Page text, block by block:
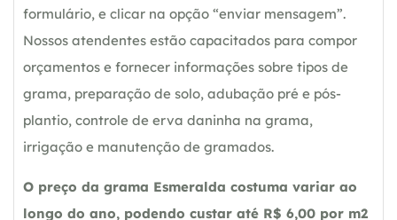
formulário, e clicar na opção “enviar mensagem”.
Nossos atendentes estão capacitados para compor
orçamentos e fornecer informações sobre tipos de
grama, preparação de solo, adubação pré e pós-
plantio, controle de erva daninha na grama,
irrigação e manutenção de gramados.
O preço da grama Esmeralda costuma variar ao
longo do ano, podendo custar até R$ 6,00 por m2